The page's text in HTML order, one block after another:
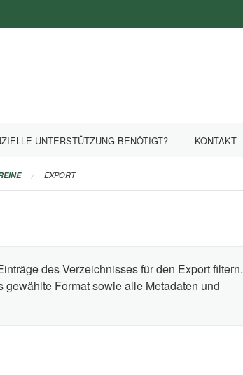
UNTERSTÜTZUNG BENÖTIGT? KONTAKT
EXPORT
des Verzeichnisses für den Export filtern.
Format sowie alle Metadaten und